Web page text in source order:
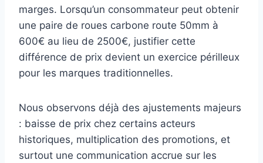
marges. Lorsqu’un consommateur peut obtenir
une paire de roues carbone route 50mm à
600€ au lieu de 2500€, justifier cette
différence de prix devient un exercice périlleux
pour les marques traditionnelles.
Nous observons déjà des ajustements majeurs
: baisse de prix chez certains acteurs
historiques, multiplication des promotions, et
surtout une communication accrue sur les